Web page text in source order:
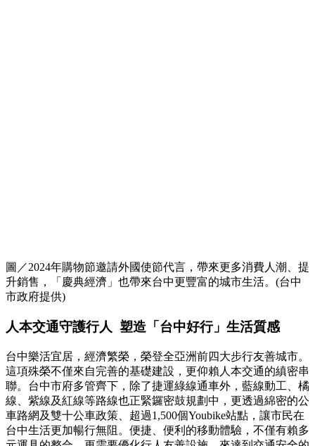
圖／2024年購物節邀請外國使節代言，帶來更多消費人潮、提
升銷售，「慶典經濟」也帶來台中更豐富的城市生活。(台中
市政府提供)
人本交通守護行人 塑造「台中好行」生活質感
台中樂活宜居，經濟繁榮，榮登全亞洲前四大步行友善城市。
這項殊榮不僅來自完善的基礎建設，更仰賴人本交通的縝密串
聯。台中市府多管齊下，除了捷運綠線通車外，藍線動工、橘
線、紫線及紅線等路線也正緊鑼密鼓規劃中，更透過綿密的公
車路網及雙十公車政策、超過1,500個Youbike站點，讓市民在
台中生活更加暢行無阻。便捷、便利的移動體驗，不僅有賴多